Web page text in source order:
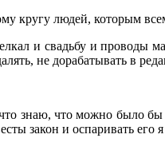
кругу людей, которым
и свадьбу и проводы
не дорабатывать в
знаю, что можно было
закон и оспаривать его я